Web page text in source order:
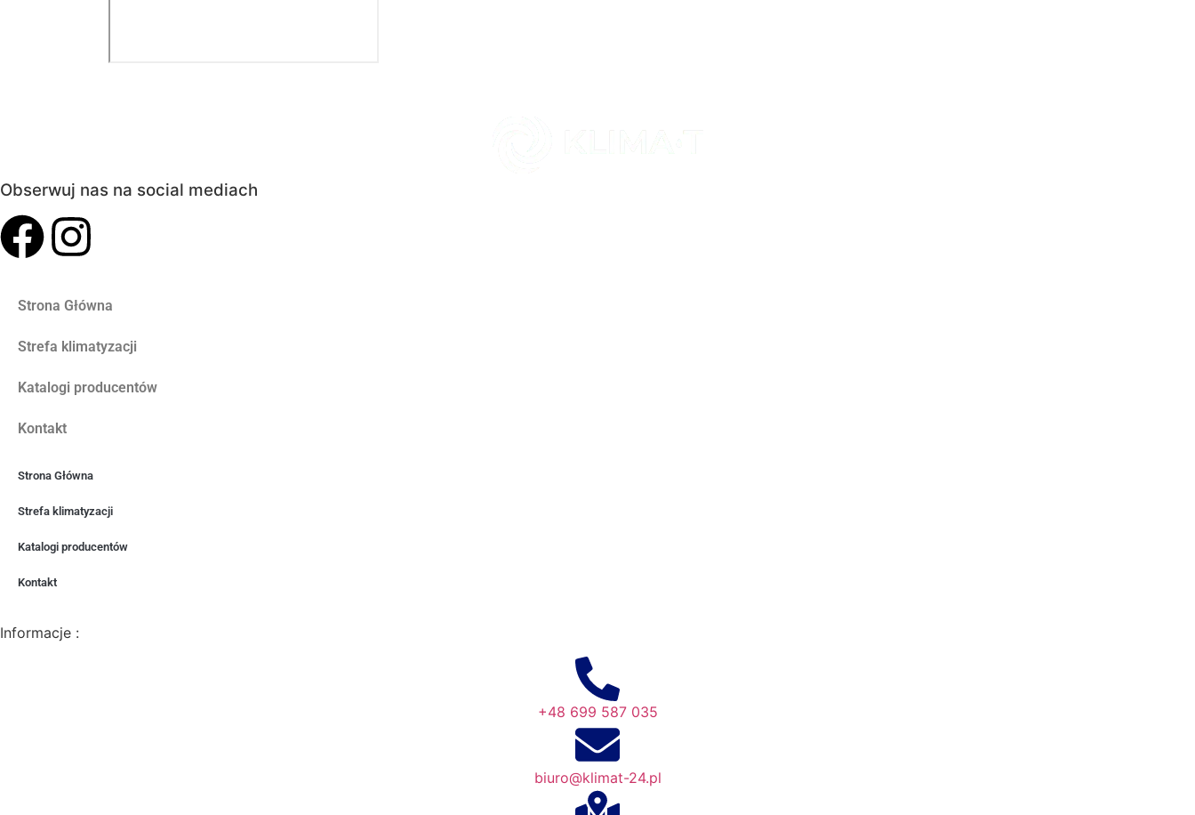
Obserwuj nas na social mediach
Strona Główna
Strefa klimatyzacji
Katalogi producentów
Kontakt
Strona Główna
Strefa klimatyzacji
Katalogi producentów
Kontakt
Informacje :
+48 699 587 035
biuro@klimat-24.pl